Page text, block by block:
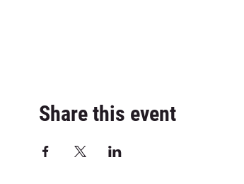
Share this event